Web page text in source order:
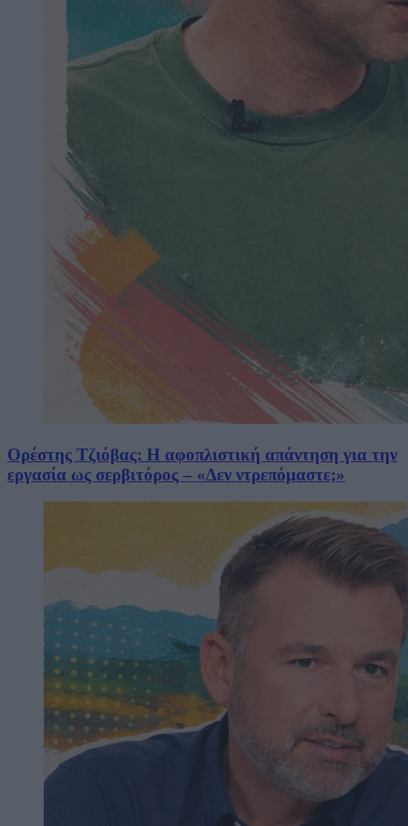
Ορέστης Τζιόβας: Η αφοπλιστική απάντηση για την
εργασία ως σερβιτόρος – «Δεν ντρεπόμαστε;»